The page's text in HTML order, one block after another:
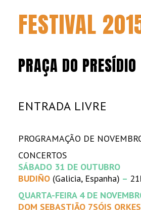
FESTIVAL
PRAÇA DO PRESÍDIO
ENTRADA LIVRE
PROGRAMAÇÃO DE
CONCERTOS
SÁBADO 31 DE OUTUBRO
BUDIÑO (Galicia, Espanha) –
QUARTA-FEIRA 4 DE
DOM SEBASTIÃO 7SÓIS